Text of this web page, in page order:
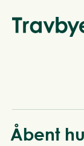
Åbent